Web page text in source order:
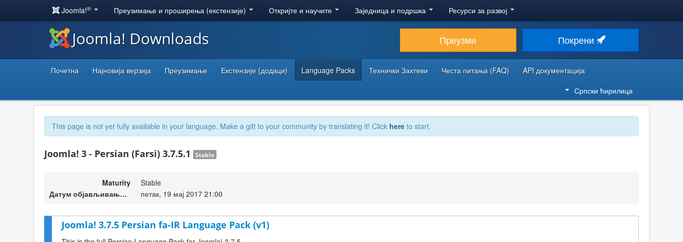
Joomla!® Преузимање и проширења (екстензије) Откријте и научите Заједница и подршка Ресурси за развој
Joomla! Downloads Преузми Покрени
Почетна Најновија верзија Преузимање Екстензије (додаци) Language Packs Технички Захтеви Честа питања (FAQ)
API документација
Српски ћирилица
This page is not yet fully available in your language. Make a gift to your community by translating it! Click here to start.
Joomla! 3 - Persian (Farsi) 3.7.5.1 Stable
Maturity
Stable
Датум објављивања верзије
петак, 19 мај 2017 21:00
Joomla! 3.7.5 Persian fa-IR Language Pack (v1)